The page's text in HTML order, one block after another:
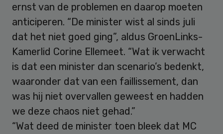
ernst van de problemen en daarop moeten
anticiperen. “De minister wist al sinds juli
dat het niet goed ging”, aldus GroenLinks-
Kamerlid Corine Ellemeet. “Wat ik verwacht
is dat een minister dan scenario’s bedenkt,
waaronder dat van een faillissement, dan
was hij niet overvallen geweest en hadden
we deze chaos niet gehad.”
“Wat deed de minister toen bleek dat MC